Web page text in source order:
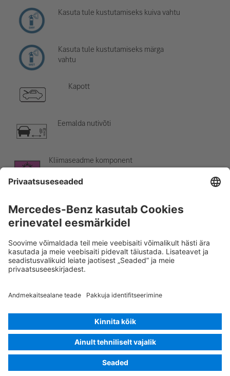
Kasuta tule kustutamiseks kuiva vahtu
Kasuta tule kustutamiseks märga
vahtu
Kapott
Eemalda nutivõti
Kliimaseadme komponent
177.114
Keele valimine
© 2026Mercedes-Benz AG
Pakkuja tähistus
Küpsiste seadistused
Andmekaitse
Õiguslik teave